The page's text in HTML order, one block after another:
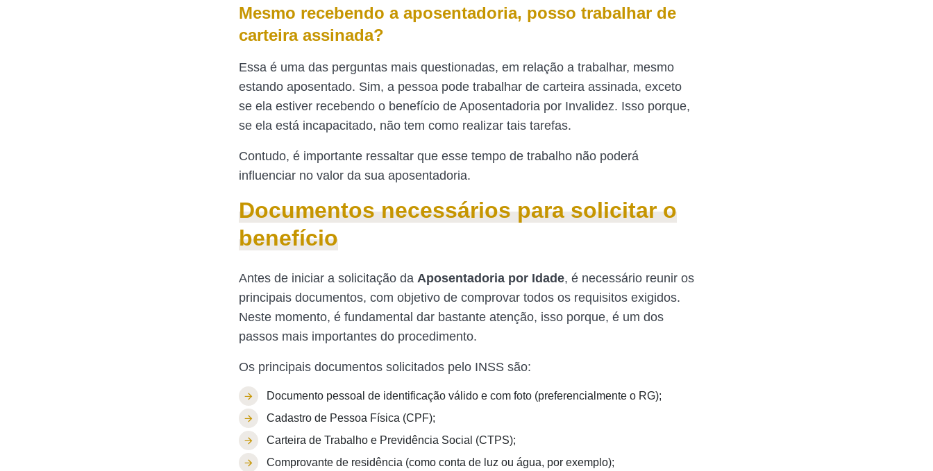
Mesmo recebendo a aposentadoria, posso trabalhar de
carteira assinada?
Essa é uma das perguntas mais questionadas, em relação a trabalhar, mesmo
estando aposentado. Sim, a pessoa pode trabalhar de carteira assinada, exceto
se ela estiver recebendo o benefício de Aposentadoria por Invalidez. Isso porque,
se ela está incapacitado, não tem como realizar tais tarefas.
Contudo, é importante ressaltar que esse tempo de trabalho não poderá
influenciar no valor da sua aposentadoria.
Documentos necessários para solicitar o
benefício
Antes de iniciar a solicitação da Aposentadoria por Idade, é necessário reunir os
principais documentos, com objetivo de comprovar todos os requisitos exigidos.
Neste momento, é fundamental dar bastante atenção, isso porque, é um dos
passos mais importantes do procedimento.
Os principais documentos solicitados pelo INSS são:
Documento pessoal de identificação válido e com foto (preferencialmente o RG);
Cadastro de Pessoa Física (CPF);
Carteira de Trabalho e Previdência Social (CTPS);
Comprovante de residência (como conta de luz ou água, por exemplo);